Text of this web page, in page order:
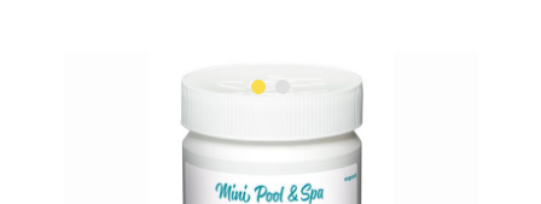
Chlore 5 fonctions pour piscine
hors-sol Bayrol